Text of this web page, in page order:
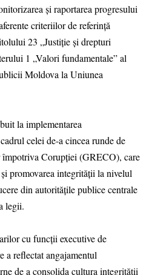
și raportarea progresului
criteriilor de referință
23 „Justiție și drepturi
1 „Valori fundamentale” al
Moldova la Uniunea
la implementarea
celei de-a cincea runde de
Corupției (GRECO), care
promovarea integrității la nivelul
din autoritățile publice centrale
legii.
cu funcții executive de
a reflectat angajamentul
de a consolida cultura integrității